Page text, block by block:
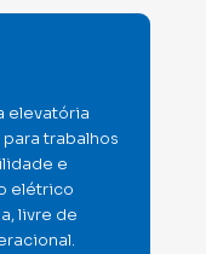
elevatória
trabalhos
e
elétrico
livre de